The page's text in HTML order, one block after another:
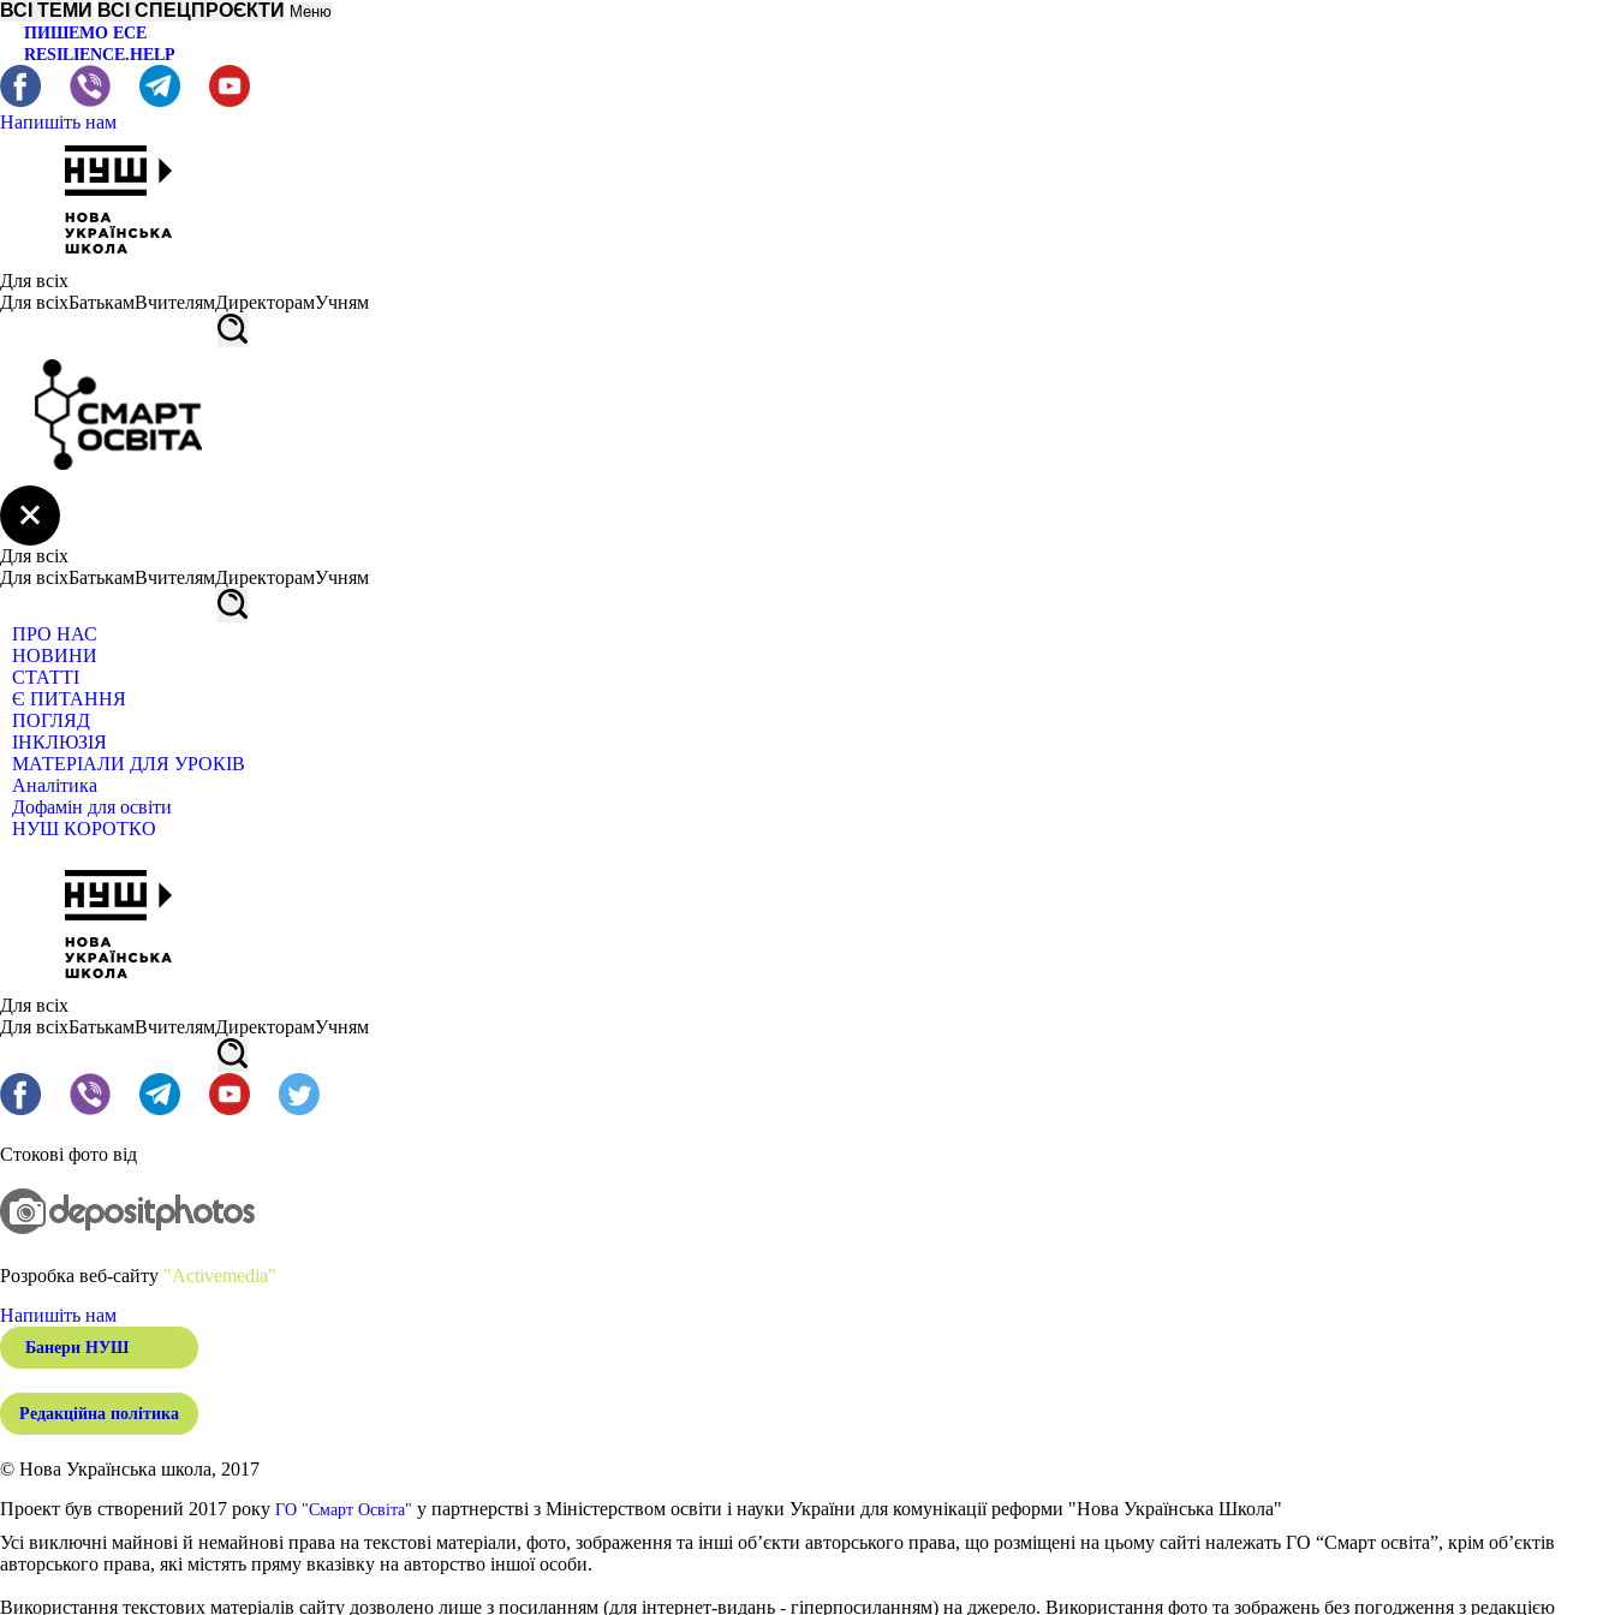
ВСІ ТЕМИ ВСІ СПЕЦПРОЄКТИ Меню
ПИШЕМО ЕСЕ
RESILIENCE.HELP
Напишіть нам
Для всіх
Для всіхБатькамВчителямДиректорамУчням
Для всіх
Для всіхБатькамВчителямДиректорамУчням
ПРО НАС
НОВИНИ
СТАТТІ
Є ПИТАННЯ
ПОГЛЯД
ІНКЛЮЗІЯ
МАТЕРІАЛИ ДЛЯ УРОКІВ
Аналітика
Дофамін для освіти
НУШ КОРОТКО
Для всіх
Для всіхБатькамВчителямДиректорамУчням
Стокові фото від
Розробка веб-сайту "Activemedia"
Напишіть нам
Банери НУШ
Редакційна політика
© Нова Українська школа, 2017
Проект був створений 2017 року ГО "Смарт Освіта" у партнерстві з Міністерством освіти і науки України для комунікації реформи "Нова Українська Школа"
Усі виключні майнові й немайнові права на текстові матеріали, фото, зображення та інші об’єкти авторського права, що розміщені на цьому сайті належать ГО “Смарт освіта”, крім об’єктів
авторського права, які містять пряму вказівку на авторство іншої особи.
Використання текстових матеріалів сайту дозволено лише з посиланням (для інтернет-видань - гіперпосиланням) на джерело. Використання фото та зображень без погодження з редакцією